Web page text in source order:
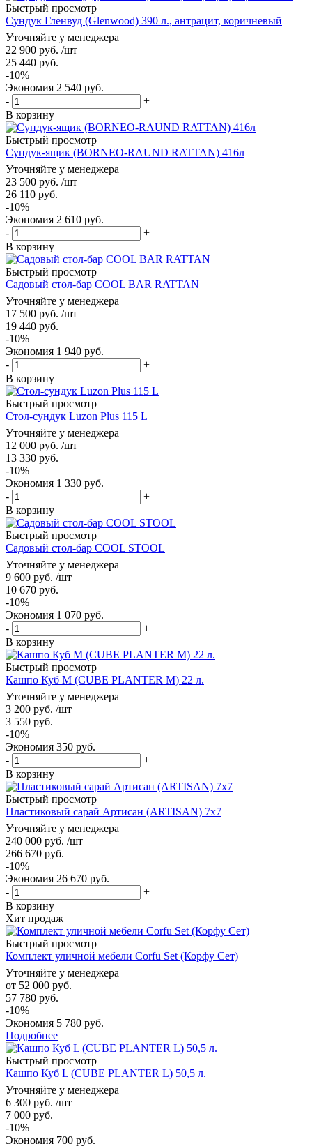
Быстрый просмотр
Сундук Гленвуд (Glenwood) 390 л., антрацит, коричневый
Уточняйте у менеджера
22 900 руб. /шт
25 440 руб.
-10%
Экономия 2 540 руб.
-
+
В корзину
Быстрый просмотр
Сундук-ящик (BORNEO-RAUND RATTAN) 416л
Уточняйте у менеджера
23 500 руб. /шт
26 110 руб.
-10%
Экономия 2 610 руб.
-
+
В корзину
Быстрый просмотр
Садовый стол-бар COOL BAR RATTAN
Уточняйте у менеджера
17 500 руб. /шт
19 440 руб.
-10%
Экономия 1 940 руб.
-
+
В корзину
Быстрый просмотр
Стол-сундук Luzon Plus 115 L
Уточняйте у менеджера
12 000 руб. /шт
13 330 руб.
-10%
Экономия 1 330 руб.
-
+
В корзину
Быстрый просмотр
Садовый стол-бар COOL STOOL
Уточняйте у менеджера
9 600 руб. /шт
10 670 руб.
-10%
Экономия 1 070 руб.
-
+
В корзину
Быстрый просмотр
Кашпо Куб М (CUBE PLANTER M) 22 л.
Уточняйте у менеджера
3 200 руб. /шт
3 550 руб.
-10%
Экономия 350 руб.
-
+
В корзину
Быстрый просмотр
Пластиковый сарай Артисан (ARTISAN) 7x7
Уточняйте у менеджера
240 000 руб. /шт
266 670 руб.
-10%
Экономия 26 670 руб.
-
+
В корзину
Хит продаж
Быстрый просмотр
Комплект уличной мебели Corfu Set (Корфу Сет)
Уточняйте у менеджера
от 52 000 руб.
57 780 руб.
-10%
Экономия 5 780 руб.
Подробнее
Быстрый просмотр
Кашпо Куб L (CUBE PLANTER L) 50,5 л.
Уточняйте у менеджера
6 300 руб. /шт
7 000 руб.
-10%
Экономия 700 руб.